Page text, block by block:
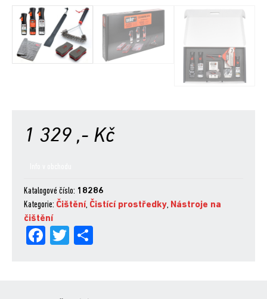
1 329 ,- Kč
Katalogové číslo: 18286
Kategorie: Čištění, Čistící prostředky, Nástroje na
čištění
Fa
Tw